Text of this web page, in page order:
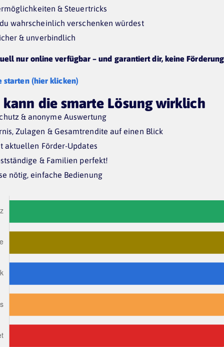
& Steuertricks
wahrscheinlich verschenken würdest
& unverbindlich
nur online verfügbar – und garantiert dir, keine
starten (hier klicken)
kann die smarte Lösung wirklich
& anonyme Auswertung
Zulagen & Gesamtrendite auf einen Blick
aktuellen Förder-Updates
& Familien perfekt!
nötig, einfache Bedienung